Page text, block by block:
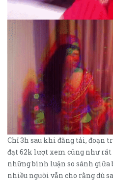
Chỉ 3h sau khi đăng tải, đoạn
đạt 62k lượt xem cũng như
những bình luận so sánh giữa
nhiều người vẫn cho rằng dù